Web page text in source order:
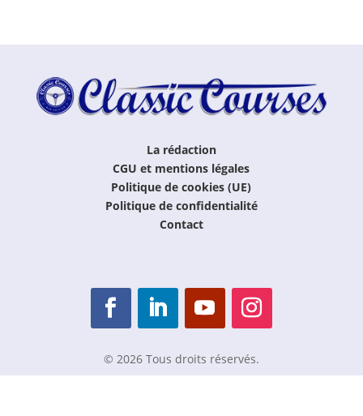
La rédaction
CGU et mentions légales
Politique de cookies (UE)
Politique de confidentialité
Contact
© 2026 Tous droits réservés.